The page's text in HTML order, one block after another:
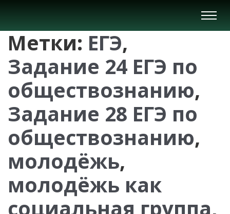
Вкл/
Выкл
Метки: ЕГЭ,
Задание 24 ЕГЭ по
обществознанию,
Задание 28 ЕГЭ по
обществознанию,
молодёжь,
молодёжь как
социальная группа,